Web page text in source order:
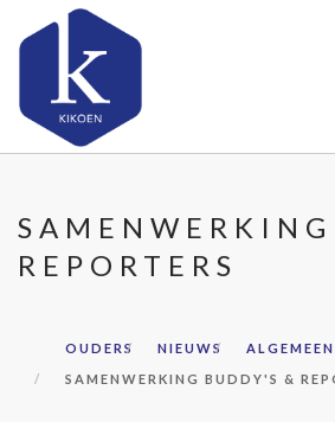
ONZE VESTIGINGEN
VACATURES
CONTACT
FAQ
REPORTERS
OUDERS NIEUWS
ALGEMEEN
SAMENWERKING BUDDY'S &